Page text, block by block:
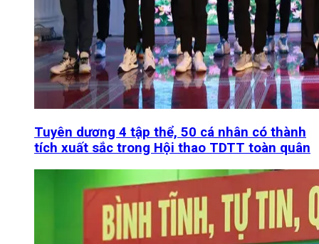
Tuyên dương 4 tập thể, 50 cá nhân có thành
tích xuất sắc trong Hội thao TDTT toàn quân